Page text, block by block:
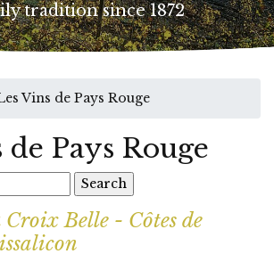
tradition since 1872
Vins de Pays Rouge
Pays Rouge
Belle - Côtes de